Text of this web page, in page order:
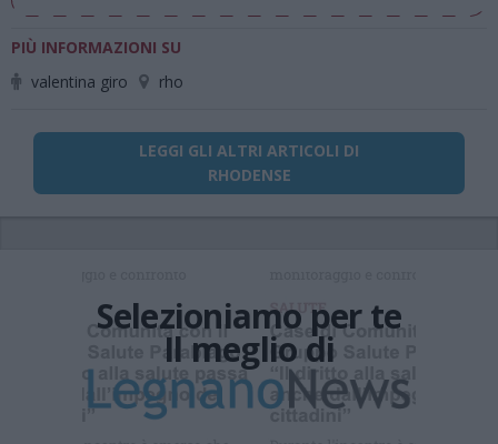
PIÙ INFORMAZIONI SU
valentina giro
rho
LEGGI GLI ALTRI ARTICOLI DI
RHODENSE
Selezioniamo per te
Il meglio di